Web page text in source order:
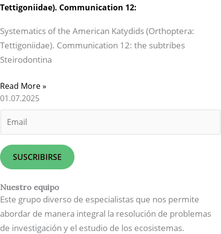
Tettigoniidae). Communication 12:
Systematics of the American Katydids (Orthoptera:
Tettigoniidae). Communication 12: the subtribes
Steirodontina
Read More »
01.07.2025
m
i
l
SUSCRIBIRSE
Nuestro equipo
Este grupo diverso de especialistas que nos permite
abordar de manera integral la resolución de problemas
de investigación y el estudio de los ecosistemas.